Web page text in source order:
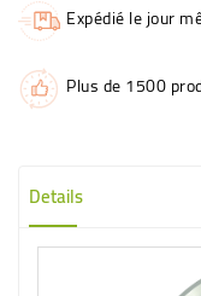
Expédié le jour
Plus de 1500
Details